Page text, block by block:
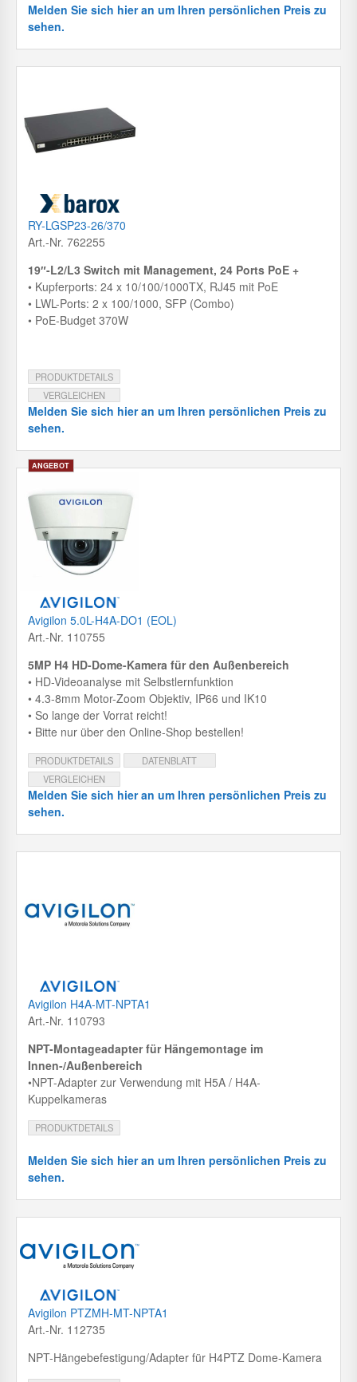
Melden Sie sich hier an um Ihren persönlichen Preis zu
sehen.
RY-LGSP23-26/370
Art.-Nr. 762255
19″-L2/L3 Switch mit Management, 24 Ports PoE +
• Kupferports: 24 x 10/100/1000TX, RJ45 mit PoE
• LWL-Ports: 2 x 100/1000, SFP (Combo)
• PoE-Budget 370W
PRODUKTDETAILS
VERGLEICHEN
Melden Sie sich hier an um Ihren persönlichen Preis zu
sehen.
Avigilon 5.0L-H4A-DO1 (EOL)
Art.-Nr. 110755
5MP H4 HD-Dome-Kamera für den Außenbereich
• HD-Videoanalyse mit Selbstlernfunktion
• 4.3-8mm Motor-Zoom Objektiv, IP66 und IK10
• So lange der Vorrat reicht!
• Bitte nur über den Online-Shop bestellen!
PRODUKTDETAILS
DATENBLATT
VERGLEICHEN
Melden Sie sich hier an um Ihren persönlichen Preis zu
sehen.
Avigilon H4A-MT-NPTA1
Art.-Nr. 110793
NPT-Montageadapter für Hängemontage im
Innen-/Außenbereich
•NPT-Adapter zur Verwendung mit H5A / H4A-
Kuppelkameras
PRODUKTDETAILS
Melden Sie sich hier an um Ihren persönlichen Preis zu
sehen.
Avigilon PTZMH-MT-NPTA1
Art.-Nr. 112735
NPT-Hängebefestigung/Adapter für H4PTZ Dome-Kamera